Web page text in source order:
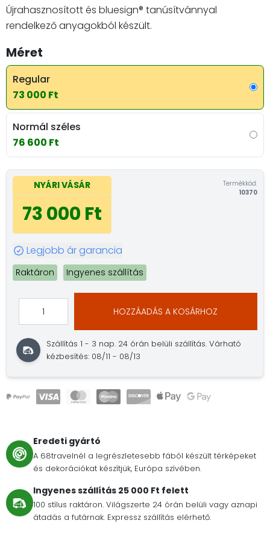
Újrahasznosított és bluesign® tanúsítvánnyal
rendelkező anyagokból készült.
Méret
Regular
73 000 Ft
Normál széles
76 600 Ft
NYÁRI VÁSÁR
73 000 Ft
Termékkód:
10370
Legjobb ár garancia
Raktáron Ingyenes szállítás
HOZZÁADÁS A KOSÁRHOZ
Szállítás 1 - 3 nap. 24 órán belüli szállítás.Várható
kézbesítés: 08/11 - 08/13
Eredeti gyártó
A 68travelnél a legrészletesebb fából készült térképeket
és dekorációkat készítjük, Európa szívében.
Ingyenes szállítás 25 000 Ft felett
100 stílus raktáron. Világszerte 24 órán belüli vagy aznapi
átadás a futárnak. Expressz szállítás elérhető.